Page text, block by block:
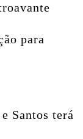
para
Santos terá